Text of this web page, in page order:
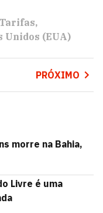
Tarifas
Unidos (EUA)
PRÓXIMO
morre na Bahia,
Livre é uma